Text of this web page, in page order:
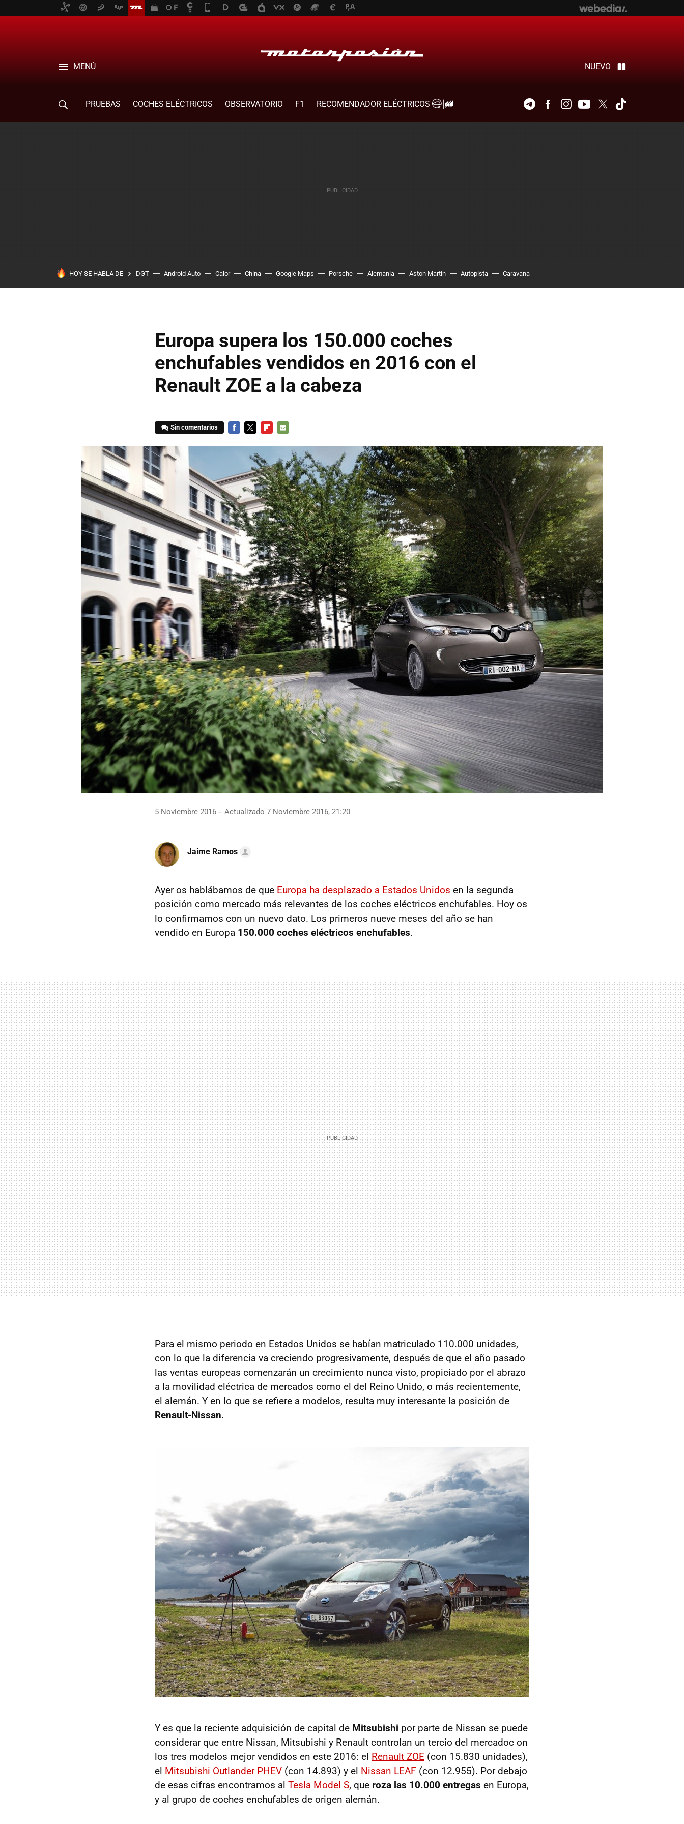
MENÚ NUEVO
PRUEBAS COCHES ELÉCTRICOS OBSERVATORIO F1
RECOMENDADOR ELÉCTRICOS
TelegramFacebookInstagramYoutubeTwitter
HOY SE HABLA DE DGT Android Auto Calor China Google Maps Porsche Alemania Aston Martin Autopista Caravana
Europa supera los 150.000 coches
enchufables vendidos en 2016 con el
Renault ZOE a la cabeza
Sin comentarios
MAIL
5 Noviembre 2016 Actualizado 7 Noviembre 2016, 21:20
Jaime Ramos
Ayer os hablábamos de que Europa ha desplazado a Estados Unidos en la segunda
posición como mercado más relevantes de los coches eléctricos enchufables. Hoy os
lo confirmamos con un nuevo dato. Los primeros nueve meses del año se han
vendido en Europa 150.000 coches eléctricos enchufables.
Para el mismo periodo en Estados Unidos se habían matriculado 110.000 unidades,
con lo que la diferencia va creciendo progresivamente, después de que el año pasado
las ventas europeas comenzarán un crecimiento nunca visto, propiciado por el abrazo
a la movilidad eléctrica de mercados como el del Reino Unido, o más recientemente,
el alemán. Y en lo que se refiere a modelos, resulta muy interesante la posición de
Renault-Nissan.
Y es que la reciente adquisición de capital de Mitsubishi por parte de Nissan se puede
considerar que entre Nissan, Mitsubishi y Renault controlan un tercio del mercadoc on
los tres modelos mejor vendidos en este 2016: el Renault ZOE (con 15.830 unidades),
el Mitsubishi Outlander PHEV (con 14.893) y el Nissan LEAF (con 12.955). Por debajo
de esas cifras encontramos al Tesla Model S, que roza las 10.000 entregas en Europa,
y al grupo de coches enchufables de origen alemán.